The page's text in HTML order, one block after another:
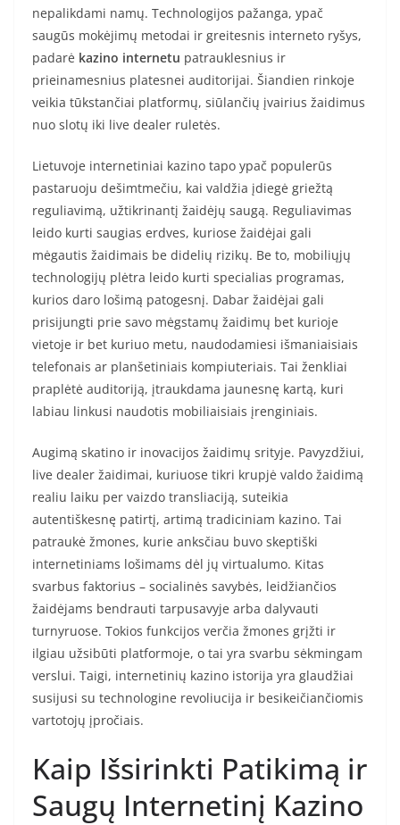
nepalikdami namų. Technologijos pažanga, ypač
saugūs mokėjimų metodai ir greitesnis interneto ryšys,
padarė kazino internetu patrauklesnius ir
prieinamesnius platesnei auditorijai. Šiandien rinkoje
veikia tūkstančiai platformų, siūlančių įvairius žaidimus
nuo slotų iki live dealer ruletės.
Lietuvoje internetiniai kazino tapo ypač populerūs
pastaruoju dešimtmečiu, kai valdžia įdiegė griežtą
reguliavimą, užtikrinantį žaidėjų saugą. Reguliavimas
leido kurti saugias erdves, kuriose žaidėjai gali
mėgautis žaidimais be didelių rizikų. Be to, mobiliųjų
technologijų plėtra leido kurti specialias programas,
kurios daro lošimą patogesnį. Dabar žaidėjai gali
prisijungti prie savo mėgstamų žaidimų bet kurioje
vietoje ir bet kuriuo metu, naudodamiesi išmaniaisiais
telefonais ar planšetiniais kompiuteriais. Tai ženkliai
praplėtė auditoriją, įtraukdama jaunesnę kartą, kuri
labiau linkusi naudotis mobiliaisiais įrenginiais.
Augimą skatino ir inovacijos žaidimų srityje. Pavyzdžiui,
live dealer žaidimai, kuriuose tikri krupjė valdo žaidimą
realiu laiku per vaizdo transliaciją, suteikia
autentiškesnę patirtį, artimą tradiciniam kazino. Tai
patraukė žmones, kurie anksčiau buvo skeptiški
internetiniams lošimams dėl jų virtualumo. Kitas
svarbus faktorius – socialinės savybės, leidžiančios
žaidėjams bendrauti tarpusavyje arba dalyvauti
turnyruose. Tokios funkcijos verčia žmones grįžti ir
ilgiau užsibūti platformoje, o tai yra svarbu sėkmingam
verslui. Taigi, internetinių kazino istorija yra glaudžiai
susijusi su technologine revoliucija ir besikeičiančiomis
vartotojų įpročiais.
Kaip Išsirinkti Patikimą ir
Saugų Internetinį Kazino